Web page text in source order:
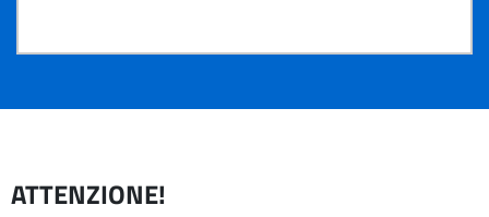
ATTENZIONE!